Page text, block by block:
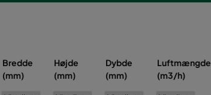
Bredde
(mm)
Højde
(mm)
Dybde
(mm)
Luftmængde
(m3/h)